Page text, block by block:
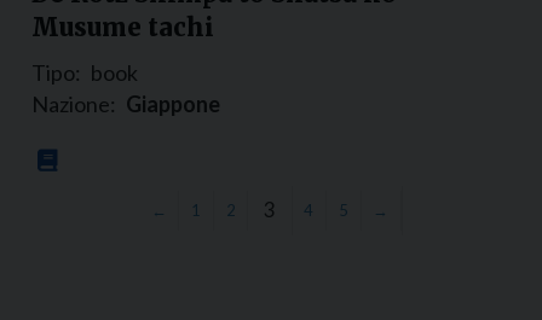
Musume tachi
Tipo: book
Nazione: Giappone
← 1 2 3 4 5 →